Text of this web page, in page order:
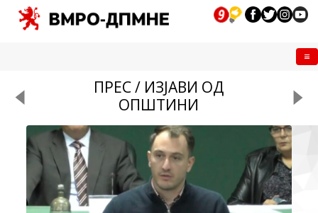
ПРЕС / ИЗЈАВИ ОД
ОПШТИНИ